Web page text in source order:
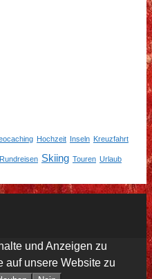
Hochzeit Inseln Kreuzfahrt
Rundreisen Skiing Touren Urlaub
und Anzeigen zu
auf unsere Website zu